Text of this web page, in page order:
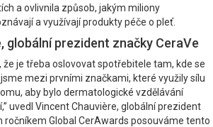
a ovlivnila způsob, jakým miliony
a využívají produkty péče o pleť.
globální prezident značky CeraVe
že je třeba oslovovat spotřebitele tam, kde se
mezi prvními značkami, které využily sílu
aby bylo dermatologické vzdělávání
uvedl Vincent Chauvière, globální prezident
ročníkem Global CerAwards posouváme tento